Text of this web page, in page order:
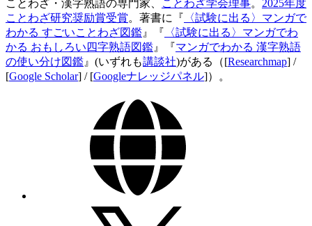
ことわざ・漢字熟語の専門家、
ことわざ学会理事。 2025年度
ことわざ研究奨励賞受賞。著書に『 〈試験に出る〉マンガで
わかる すごいことわざ図鑑 』『 〈試験に出る〉マンガでわ
かる おもしろい四字熟語図鑑 』『マンガでわかる 漢字熟語
の使い分け図鑑 』(いずれも講談社)がある（[Researchmap] /
[Google Scholar] / [Googleナレッジパネル]）。